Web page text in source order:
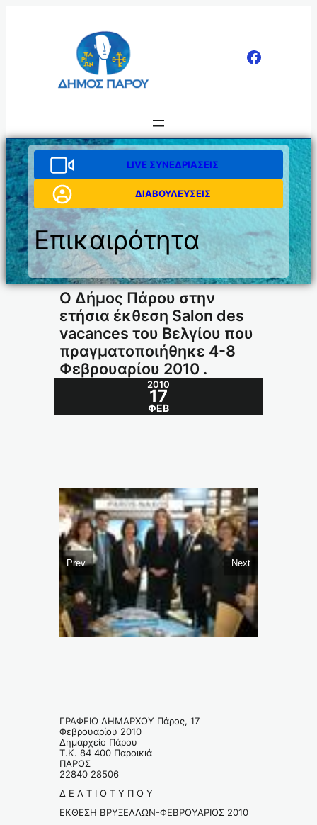
LIVE ΣΥΝΕΔΡΙΑΣΕΙΣ
ΔΙΑΒΟΥΛΕΥΣΕΙΣ
Επικαιρότητα
Ο Δήμος Πάρου στην
ετήσια έκθεση Salon des
vacances του Βελγίου που
πραγματοποιήθηκε 4-8
Φεβρουαρίου 2010 .
2010
17
ΦΕΒ
Prev Next
ΓΡΑΦΕΙΟ ΔΗΜΑΡΧΟΥ Πάρος, 17
Φεβρουαρίου 2010
Δημαρχείο Πάρου
Τ.Κ. 84 400 Παροικιά
ΠΑΡΟΣ
22840 28506
Δ Ε Λ Τ Ι Ο Τ Υ Π Ο Υ
ΕΚΘΕΣΗ ΒΡΥΞΕΛΛΩΝ-ΦΕΒΡΟΥΑΡΙΟΣ 2010